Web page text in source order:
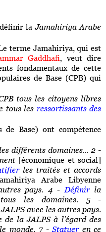
laJamahiriya Arabe
terme Jamahiriya, qui est
Gaddhafi , veut dire
fondamentaux de cette
de Base (CPB) qui
tous les citoyens libres
tous les ressortissants des
de Base) ont compétence
différents domaines... 2 -
[économique et social]
les traités et accords
Arabe Libyenne
pays. 4 - Définirla
les domaines. 5 -
avec les autres pays.
la JALPS à l'égard des
monde. 7 -Statuer en ce